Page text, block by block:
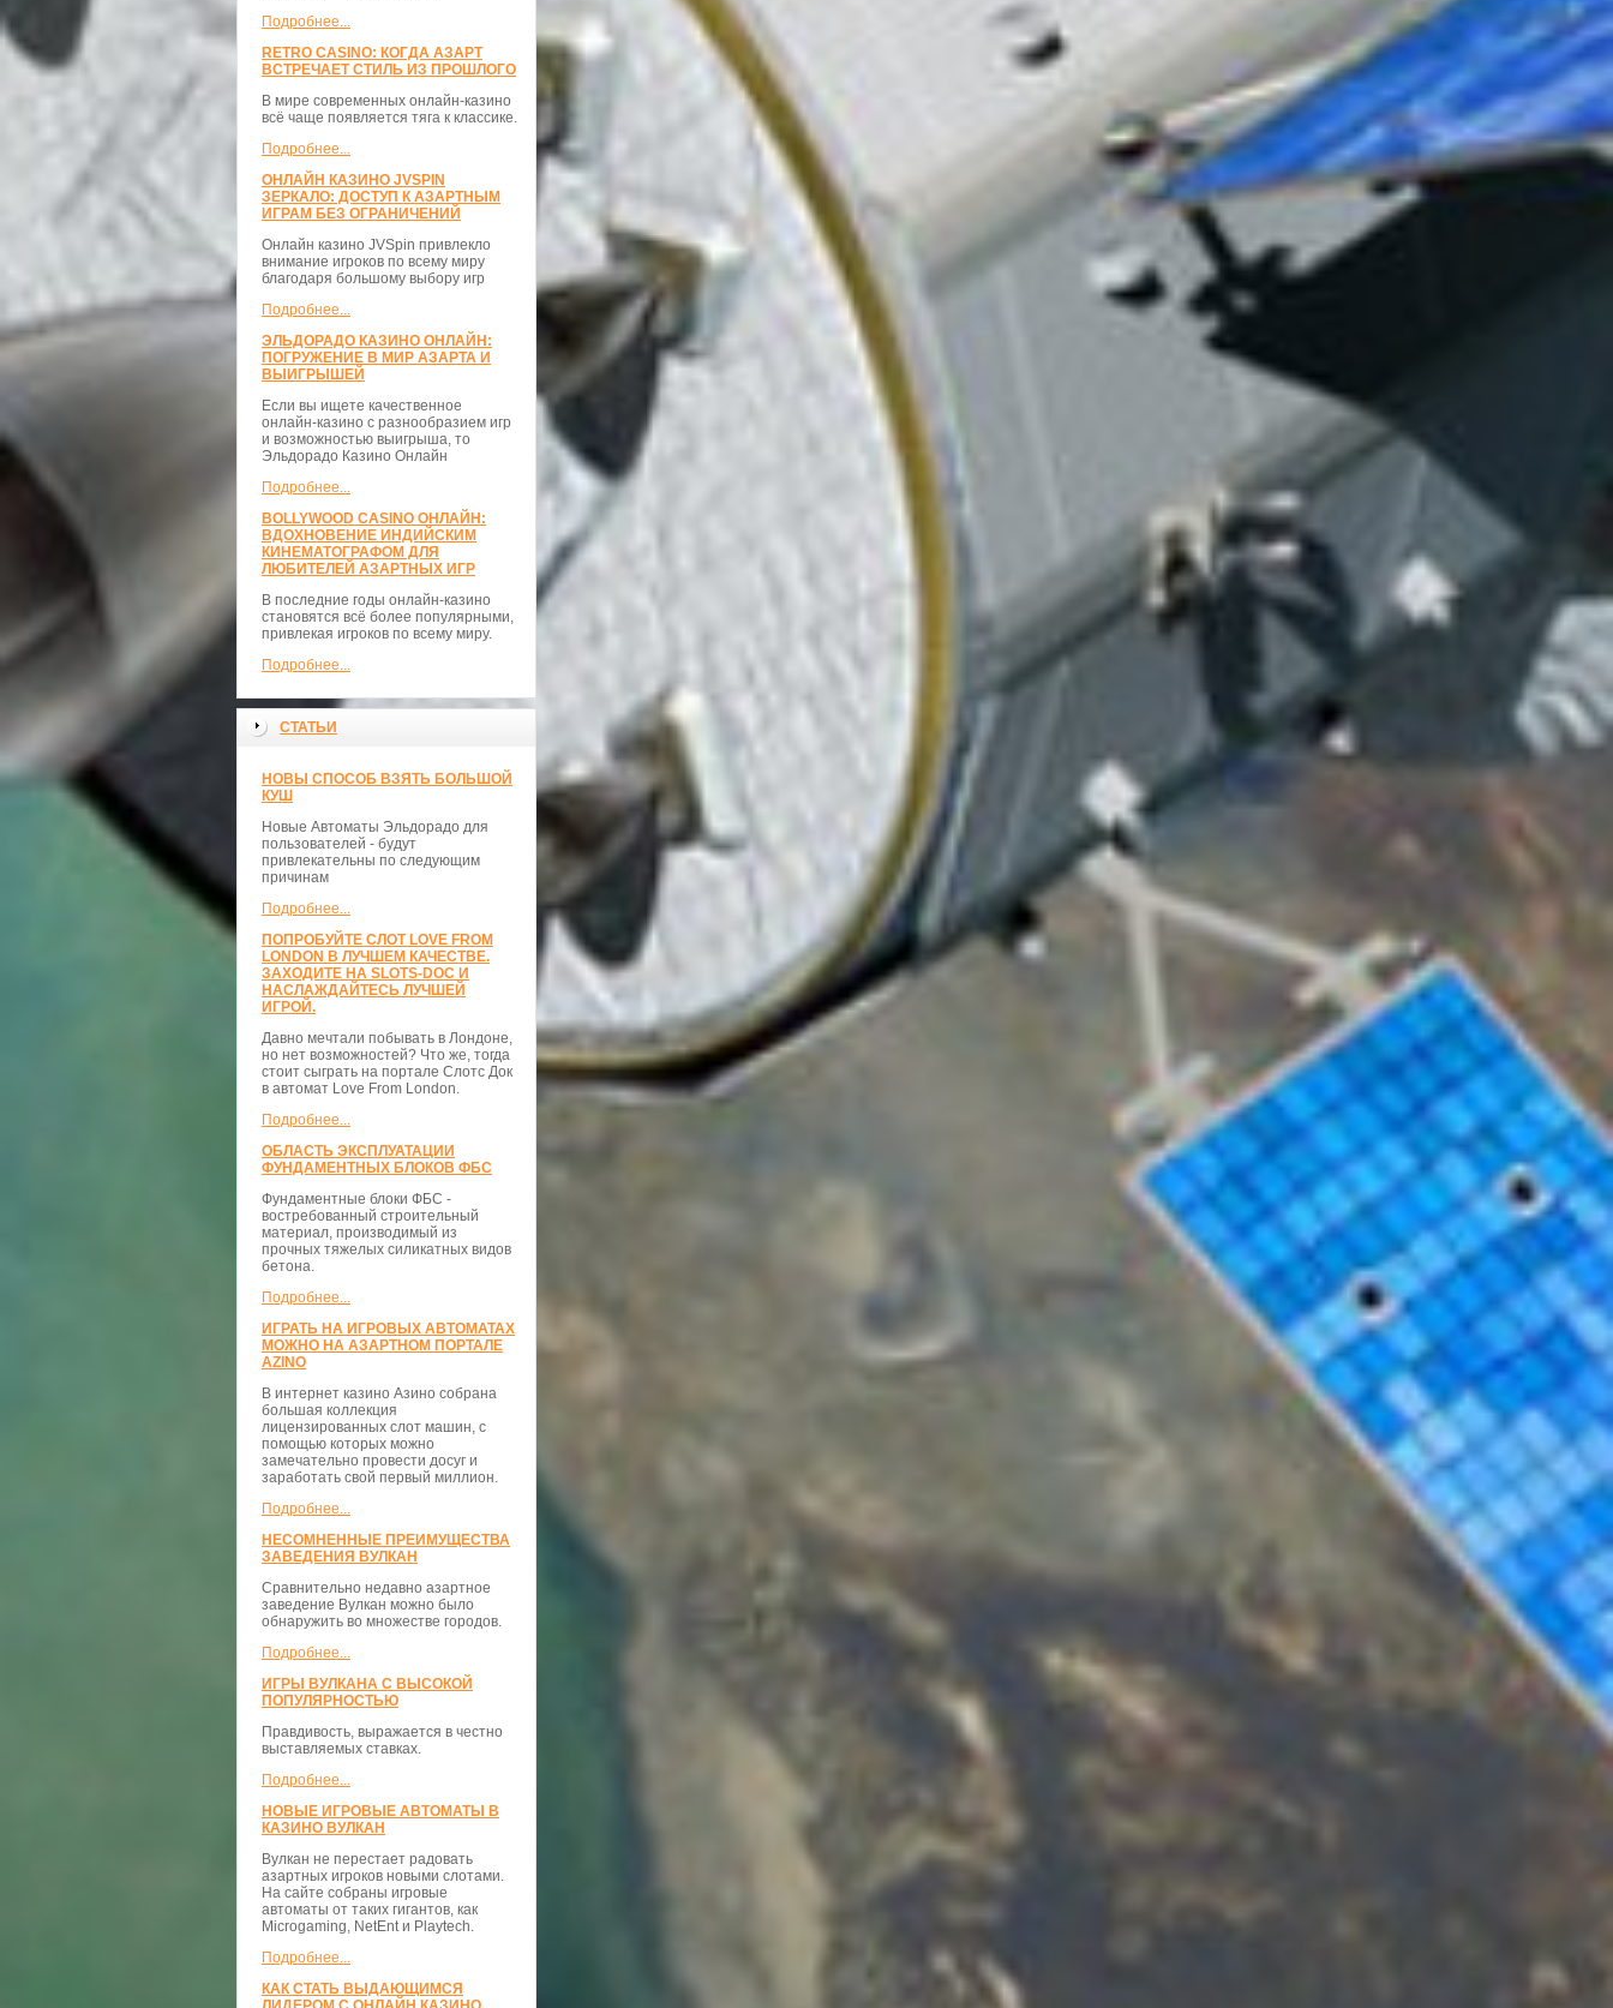
Подробнее...
RETRO CASINO: КОГДА АЗАРТ
ВСТРЕЧАЕТ СТИЛЬ ИЗ ПРОШЛОГО
В мире современных онлайн-казино
всё чаще появляется тяга к классике.
Подробнее...
ОНЛАЙН КАЗИНО JVSPIN
ЗЕРКАЛО: ДОСТУП К АЗАРТНЫМ
ИГРАМ БЕЗ ОГРАНИЧЕНИЙ
Онлайн казино JVSpin привлекло
внимание игроков по всему миру
благодаря большому выбору игр
Подробнее...
ЭЛЬДОРАДО КАЗИНО ОНЛАЙН:
ПОГРУЖЕНИЕ В МИР АЗАРТА И
ВЫИГРЫШЕЙ
Если вы ищете качественное
онлайн-казино с разнообразием игр
и возможностью выигрыша, то
Эльдорадо Казино Онлайн
Подробнее...
BOLLYWOOD CASINO ОНЛАЙН:
ВДОХНОВЕНИЕ ИНДИЙСКИМ
КИНЕМАТОГРАФОМ ДЛЯ
ЛЮБИТЕЛЕЙ АЗАРТНЫХ ИГР
В последние годы онлайн-казино
становятся всё более популярными,
привлекая игроков по всему миру.
Подробнее...
СТАТЬИ
НОВЫ СПОСОБ ВЗЯТЬ БОЛЬШОЙ
КУШ
Новые Автоматы Эльдорадо для
пользователей - будут
привлекательны по следующим
причинам
Подробнее...
ПОПРОБУЙТЕ СЛОТ LOVE FROM
LONDON В ЛУЧШЕМ КАЧЕСТВЕ.
ЗАХОДИТЕ НА SLOTS-DOC И
НАСЛАЖДАЙТЕСЬ ЛУЧШЕЙ
ИГРОЙ.
Давно мечтали побывать в Лондоне,
но нет возможностей? Что же, тогда
стоит сыграть на портале Слотс Док
в автомат Love From London.
Подробнее...
ОБЛАСТЬ ЭКСПЛУАТАЦИИ
ФУНДАМЕНТНЫХ БЛОКОВ ФБС
Фундаментные блоки ФБС -
востребованный строительный
материал, производимый из
прочных тяжелых силикатных видов
бетона.
Подробнее...
ИГРАТЬ НА ИГРОВЫХ АВТОМАТАХ
МОЖНО НА АЗАРТНОМ ПОРТАЛЕ
AZINO
В интернет казино Азино собрана
большая коллекция
лицензированных слот машин, с
помощью которых можно
замечательно провести досуг и
заработать свой первый миллион.
Подробнее...
НЕСОМНЕННЫЕ ПРЕИМУЩЕСТВА
ЗАВЕДЕНИЯ ВУЛКАН
Сравнительно недавно азартное
заведение Вулкан можно было
обнаружить во множестве городов.
Подробнее...
ИГРЫ ВУЛКАНА С ВЫСОКОЙ
ПОПУЛЯРНОСТЬЮ
Правдивость, выражается в честно
выставляемых ставках.
Подробнее...
НОВЫЕ ИГРОВЫЕ АВТОМАТЫ В
КАЗИНО ВУЛКАН
Вулкан не перестает радовать
азартных игроков новыми слотами.
На сайте собраны игровые
автоматы от таких гигантов, как
Microgaming, NetEnt и Playtech.
Подробнее...
КАК СТАТЬ ВЫДАЮЩИМСЯ